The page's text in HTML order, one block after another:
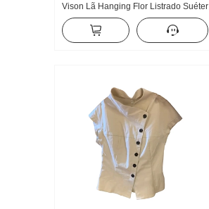
Vison Lã Hanging Flor Listrado Suéter
Efeito emagrecedor Gola V Gola Polo
Renda Malha Cardigã